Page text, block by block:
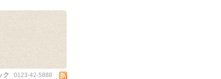
ク 0123-42-5888